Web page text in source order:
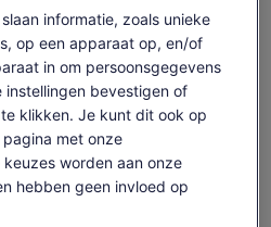
zo 9 aug.
€ 125
ma 10 aug.
€ 125
Tickets weergeven
is mogelijk geproduceerd
(Engelstalig)
vertalingen geven Opent
een
informatie, zoals unieke
op een apparaat op, en/of
in om persoonsgegevens
bevestigen of
klikken. Je kunt dit ook op
met onze
worden aan onze
hebben geen invloed op